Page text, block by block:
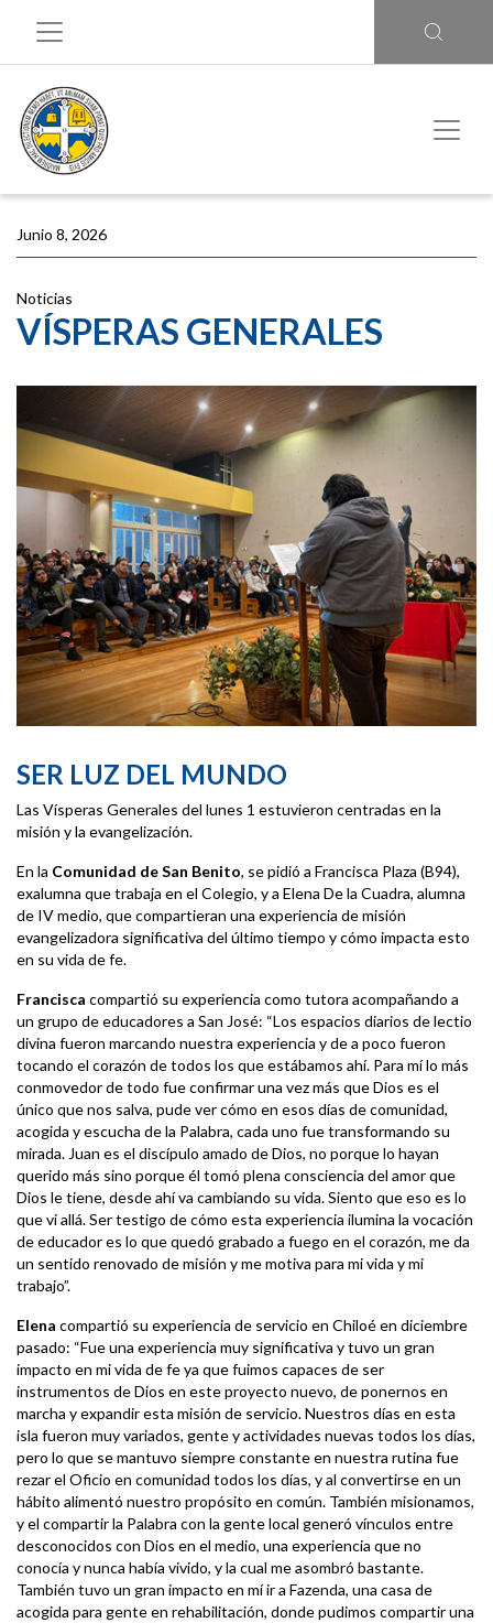
Junio 8, 2026
Noticias
VÍSPERAS GENERALES
SER LUZ DEL MUNDO
Las Vísperas Generales del lunes 1 estuvieron centradas en la
misión y la evangelización.
En la Comunidad de San Benito, se pidió a Francisca Plaza (B94),
exalumna que trabaja en el Colegio, y a Elena De la Cuadra, alumna
de IV medio, que compartieran una experiencia de misión
evangelizadora significativa del último tiempo y cómo impacta esto
en su vida de fe.
Francisca compartió su experiencia como tutora acompañando a
un grupo de educadores a San José: “Los espacios diarios de lectio
divina fueron marcando nuestra experiencia y de a poco fueron
tocando el corazón de todos los que estábamos ahí. Para mí lo más
conmovedor de todo fue confirmar una vez más que Dios es el
único que nos salva, pude ver cómo en esos días de comunidad,
acogida y escucha de la Palabra, cada uno fue transformando su
mirada. Juan es el discípulo amado de Dios, no porque lo hayan
querido más sino porque él tomó plena consciencia del amor que
Dios le tiene, desde ahí va cambiando su vida. Siento que eso es lo
que vi allá. Ser testigo de cómo esta experiencia ilumina la vocación
de educador es lo que quedó grabado a fuego en el corazón, me da
un sentido renovado de misión y me motiva para mi vida y mi
trabajo”.
Elena compartió su experiencia de servicio en Chiloé en diciembre
pasado: “Fue una experiencia muy significativa y tuvo un gran
impacto en mi vida de fe ya que fuimos capaces de ser
instrumentos de Dios en este proyecto nuevo, de ponernos en
marcha y expandir esta misión de servicio. Nuestros días en esta
isla fueron muy variados, gente y actividades nuevas todos los días,
pero lo que se mantuvo siempre constante en nuestra rutina fue
rezar el Oficio en comunidad todos los días, y al convertirse en un
hábito alimentó nuestro propósito en común. También misionamos,
y el compartir la Palabra con la gente local generó vínculos entre
desconocidos con Dios en el medio, una experiencia que no
conocía y nunca había vivido, y la cual me asombró bastante.
También tuvo un gran impacto en mí ir a Fazenda, una casa de
acogida para gente en rehabilitación, donde pudimos compartir una